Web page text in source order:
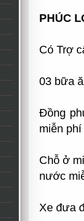
PHÚC
Có Trợ
03 bữa
Đồng
miễn phí
Chỗ ở
nước
Xe đưa